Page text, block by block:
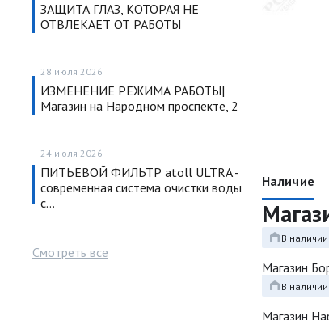
ЗАЩИТА ГЛАЗ, КОТОРАЯ НЕ
ОТВЛЕКАЕТ ОТ РАБОТЫ
28 июля 2026
ИЗМЕНЕНИЕ РЕЖИМА РАБОТЫ|
Магазин на Народном проспекте, 2
24 июля 2026
ПИТЬЕВОЙ ФИЛЬТР atoll ULTRA -
современная система очистки воды
с…
Смотреть все
Наличие
В
Магазин
В
Магазин